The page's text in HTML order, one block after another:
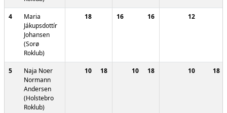
4
Maria
Jákupsdottír
Johansen
(Sorø
Roklub)
18 16 16 12
5
Naja Noer
Normann
Andersen
(Holstebro
Roklub)
10 18 10 18 10 18